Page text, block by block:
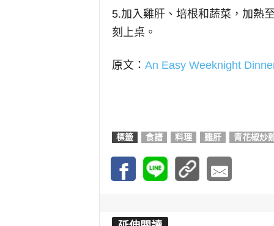
5.加入雞肝、培根和蔬菜，加熱
刻上桌。
原文： An Easy Weeknight
標籤 食譜 料理 雞肝 青花椒炒